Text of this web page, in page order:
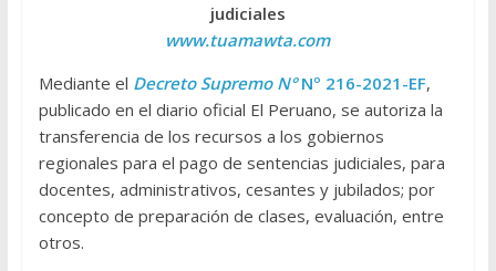
judiciales
www.tuamawta.com
Mediante el Decreto Supremo N°Nº 216-2021-EF,
publicado en el diario oficial El Peruano, se autoriza la
transferencia de los recursos a los gobiernos
regionales para el pago de sentencias judiciales, para
docentes, administrativos, cesantes y jubilados; por
concepto de preparación de clases, evaluación, entre
otros.